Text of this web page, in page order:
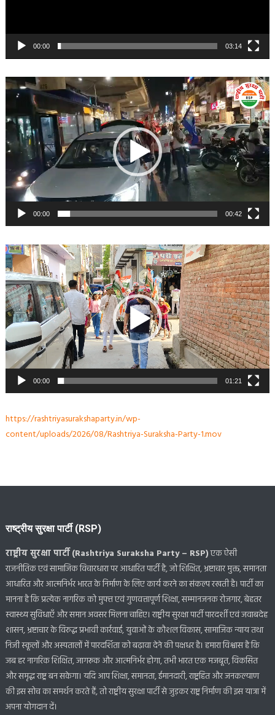
00:00 03:14
Video
Player
00:00 00:42
Video
Player
00:00 01:21
https://rashtriyasurakshaparty.in/wp-
content/uploads/2026/08/Rashtriya-Suraksha-Party-1.mov
राष्ट्रीय सुरक्षा पार्टी (RSP)
राष्ट्रीय सुरक्षा पार्टी (Rashtriya Suraksha Party – RSP)एक ऐसी
राजनीतिक एवं सामाजिक विचारधारा पर आधारित पार्टी है, जो शिक्षित, भ्रष्टाचार मुक्त, समानता
आधारित और आत्मनिर्भर भारत के निर्माण के लिए कार्य करने का संकल्प रखती है। पार्टी का
मानना है कि प्रत्येक नागरिक को मुफ्त एवं गुणवत्तापूर्ण शिक्षा, सम्मानजनक रोजगार, बेहतर
स्वास्थ्य सुविधाएँ और समान अवसर मिलना चाहिए। राष्ट्रीय सुरक्षा पार्टी पारदर्शी एवं जवाबदेह
शासन, भ्रष्टाचार के विरुद्ध प्रभावी कार्रवाई, युवाओं के कौशल विकास, सामाजिक न्याय तथा
निजी स्कूलों और अस्पतालों में पारदर्शिता को बढ़ावा देने की पक्षधर है। हमारा विश्वास है कि
जब हर नागरिक शिक्षित, जागरूक और आत्मनिर्भर होगा, तभी भारत एक मजबूत, विकसित
और समृद्ध राष्ट्र बन सकेगा। यदि आप शिक्षा, समानता, ईमानदारी, राष्ट्रहित और जनकल्याण
की इस सोच का समर्थन करते हैं, तो राष्ट्रीय सुरक्षा पार्टी से जुड़कर राष्ट्र निर्माण की इस यात्रा में
अपना योगदान दें।